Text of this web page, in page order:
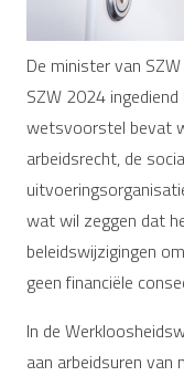
De minister van
SZW 2024
wetsvoorstel bevat
arbeidsrecht, de
wat wil zeggen dat
beleidswijzigingen
geen financiële
In de
aan arbeidsuren